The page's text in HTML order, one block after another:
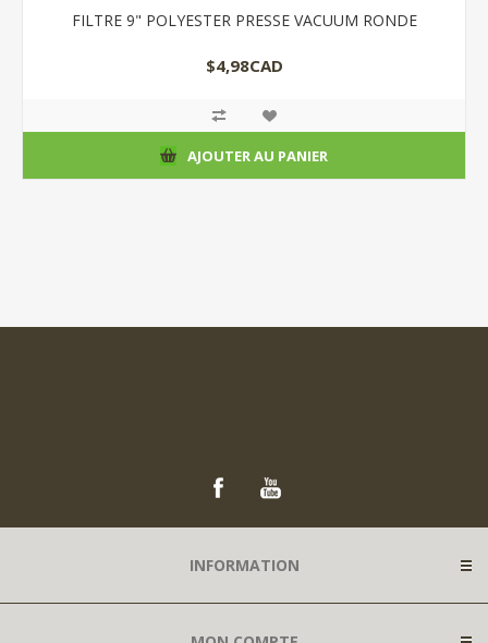
FILTRE 9" POLYESTER PRESSE VACUUM RONDE
$4,98CAD
AJOUTER AU PANIER
INFORMATION